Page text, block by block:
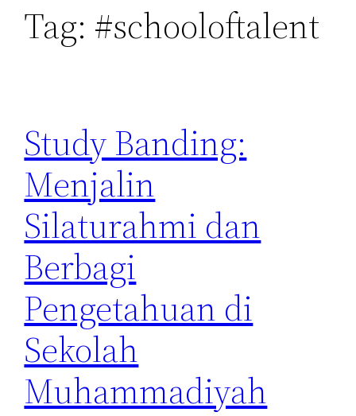
Tag: #schooloftalent
Study Banding:
Menjalin
Silaturahmi dan
Berbagi
Pengetahuan di
Sekolah
Muhammadiyah